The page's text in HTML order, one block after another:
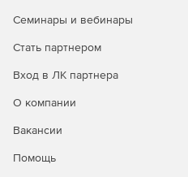
мониторинг
В Secret Net Studio
продукта на все рабочие
всех механизмов защиты
использованием единого
Семинары и вебинары
Стать партнером
Вход в ЛК партнера
О компании
Вакансии
Помощь